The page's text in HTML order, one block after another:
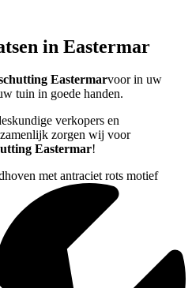
in Eastermar
Eastermarvoor in uw
tuin in goede handen.
verkopers en
zorgen wij voor
Eastermar!